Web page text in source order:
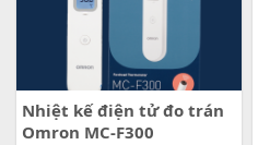
Nhiệt kế điện tử đo trán
Omron MC-F300